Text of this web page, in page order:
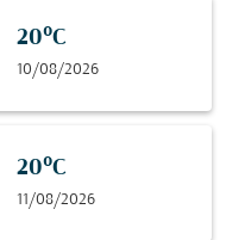
20°C
10/08/2026
20°C
11/08/2026